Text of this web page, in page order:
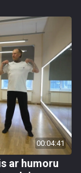
00:04:41
ar humoru